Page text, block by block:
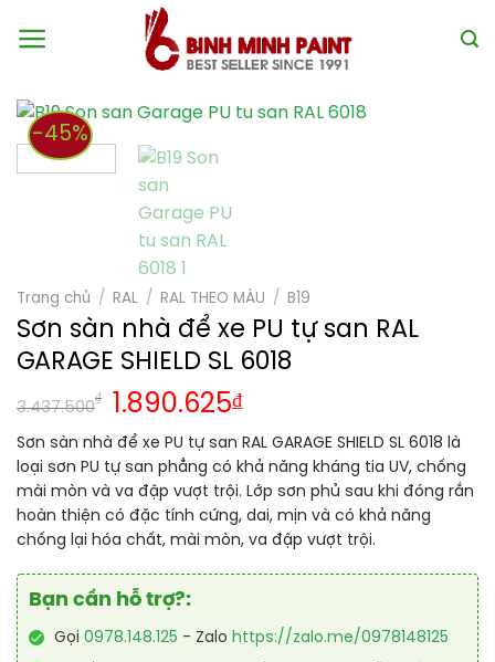
-45%
Trang chủ / RAL / RAL THEO MÀU / B19
Sơn sàn nhà để xe PU tự san RAL
GARAGE SHIELD SL 6018
3.437.500
₫ 1.890.625₫
Sơn sàn nhà để xe PU tự san RAL GARAGE SHIELD SL 6018 là
loại sơn PU tự san phẳng có khả năng kháng tia UV, chống
mài mòn và va đập vượt trội. Lớp sơn phủ sau khi đóng rắn
hoàn thiện có đặc tính cứng, dai, mịn và có khả năng
chống lại hóa chất, mài mòn, va đập vượt trội.
Bạn cần hỗ trợ?:
Gọi 0978.148.125 - Zalo https://zalo.me/0978148125